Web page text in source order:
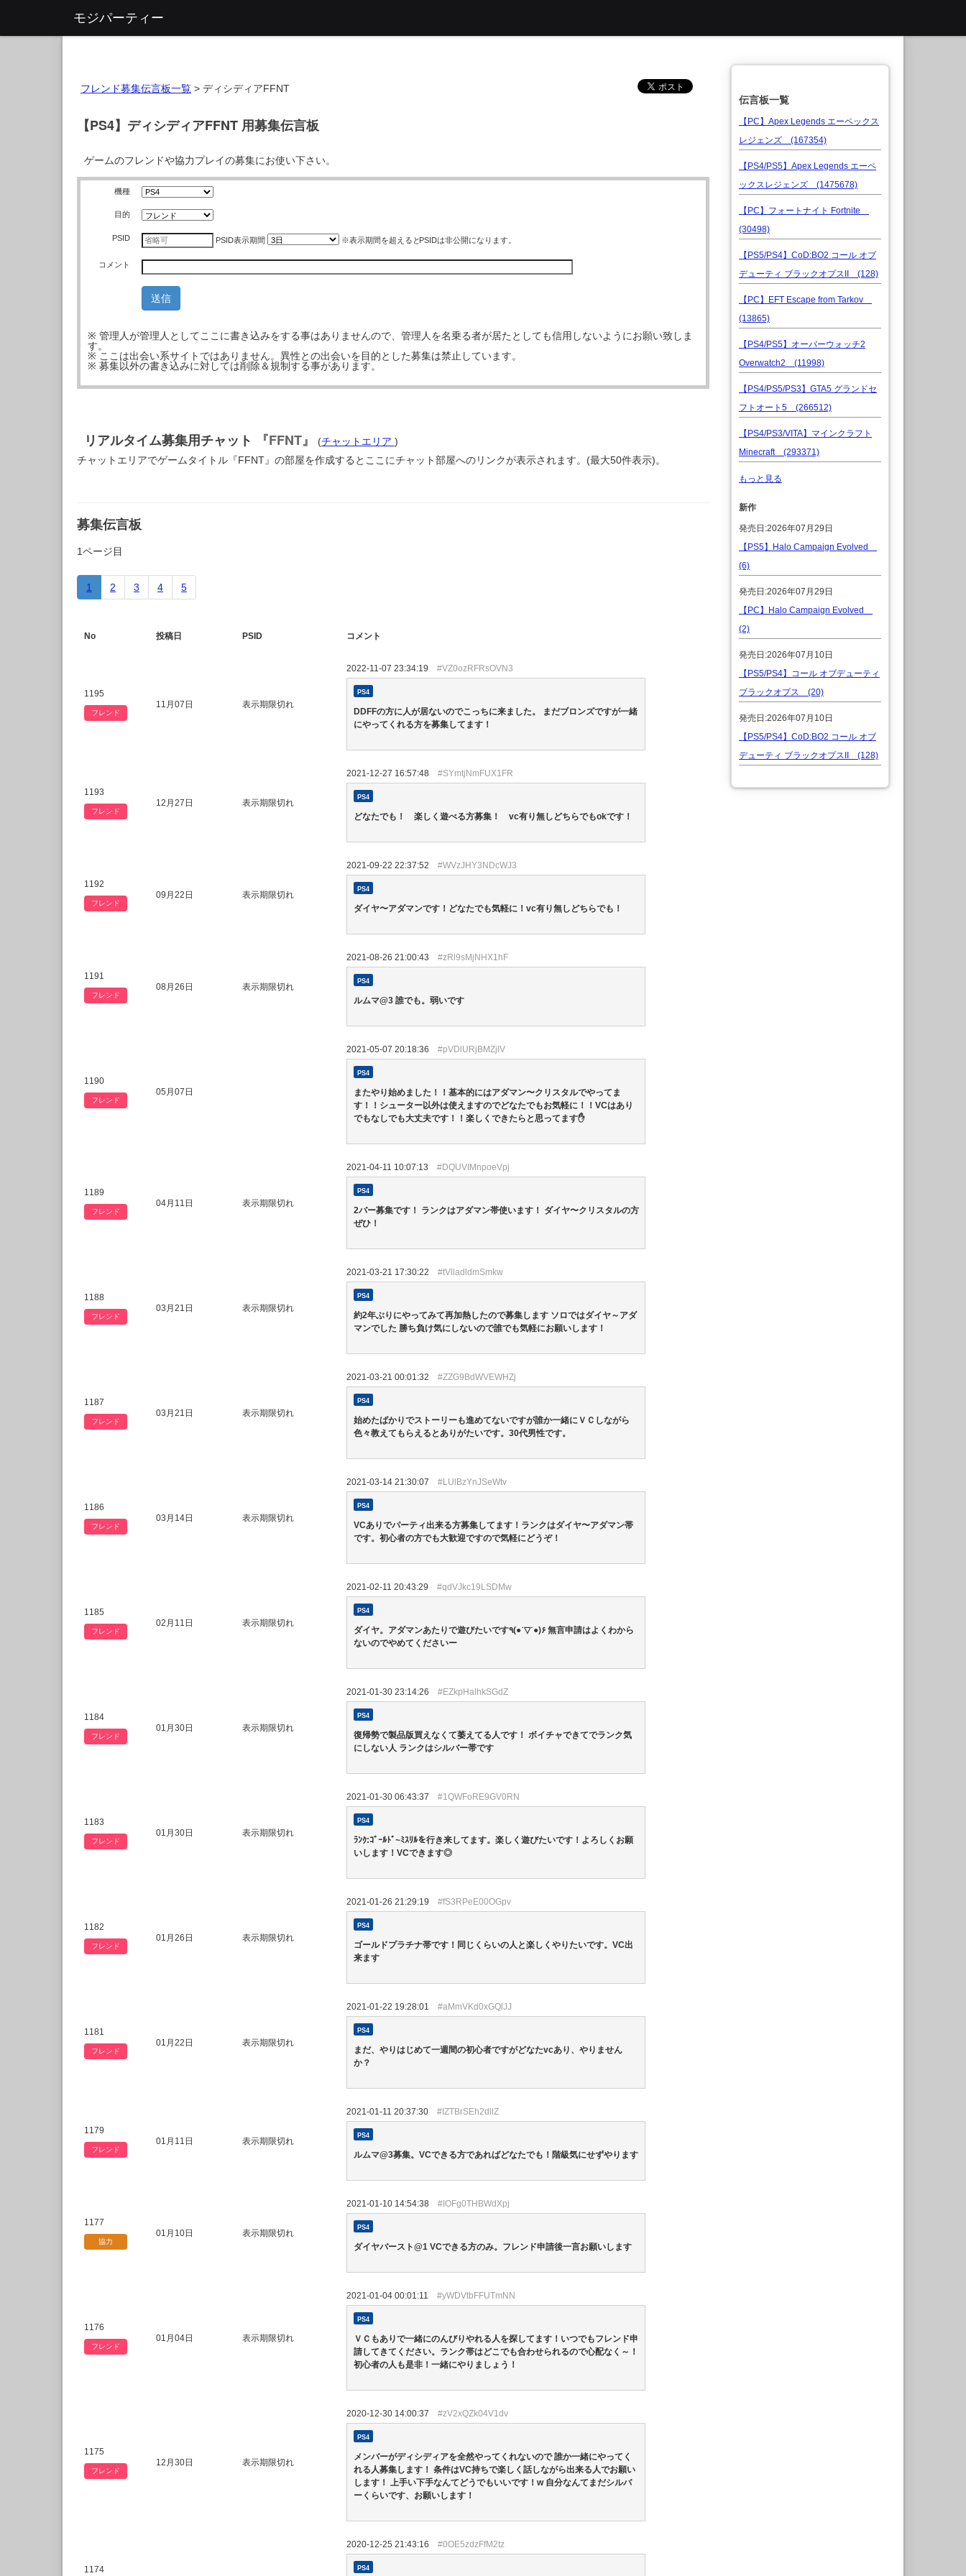
モジパーティー
フレンド募集伝言板一覧 > ディシディアFFNT
【PS4】ディシディアFFNT 用募集伝言板
ゲームのフレンドや協力プレイの募集にお使い下さい。
機種
目的
PSID PSID表示期間 ※表示期間を超えるとPSIDは非公開になります。
コメント
※ 管理人が管理人としてここに書き込みをする事はありませんので、管理人を名乗る者が居たとしても信用しないようにお願い致しま
す。
※ ここは出会い系サイトではありません。異性との出会いを目的とした募集は禁止しています。
※ 募集以外の書き込みに対しては削除＆規制する事があります。
リアルタイム募集用チャット 『FFNT』 (チャットエリア )
チャットエリアでゲームタイトル『FFNT』の部屋を作成するとここにチャット部屋へのリンクが表示されます。(最大50件表示)。
募集伝言板
1ページ目
1 2 3 4 5
No 投稿日 PSID コメント
1195
フレンド
11月07日 表示期限切れ
2022-11-07 23:34:19 #VZ0ozRFRsOVN3
PS4
DDFFの方に人が居ないのでこっちに来ました。 まだブロンズですが一緒
にやってくれる方を募集してます！
1193
フレンド
12月27日 表示期限切れ
2021-12-27 16:57:48 #SYmtjNmFUX1FR
PS4
どなたでも！ 楽しく遊べる方募集！ vc有り無しどちらでもokです！
1192
フレンド
09月22日 表示期限切れ
2021-09-22 22:37:52 #WVzJHY3NDcWJ3
PS4
ダイヤ〜アダマンです！どなたでも気軽に！vc有り無しどちらでも！
1191
フレンド
08月26日 表示期限切れ
2021-08-26 21:00:43 #zRl9sMjNHX1hF
PS4
ルムマ@3 誰でも。弱いです
1190
フレンド
05月07日
2021-05-07 20:18:36 #pVDlURjBMZjlV
PS4
またやり始めました！！基本的にはアダマン〜クリスタルでやってま
す！！シューター以外は使えますのでどなたでもお気軽に！！VCはあり
でもなしでも大丈夫です！！楽しくできたらと思ってます✋
1189
フレンド
04月11日 表示期限切れ
2021-04-11 10:07:13 #DQUVIMnpoeVpj
PS4
2バー募集です！ ランクはアダマン帯使います！ ダイヤ〜クリスタルの方
ぜひ！
1188
フレンド
03月21日 表示期限切れ
2021-03-21 17:30:22 #tVlladldmSmkw
PS4
約2年ぶりにやってみて再加熱したので募集します ソロではダイヤ～アダ
マンでした 勝ち負け気にしないので誰でも気軽にお願いします！
1187
フレンド
03月21日 表示期限切れ
2021-03-21 00:01:32 #ZZG9BdWVEWHZj
PS4
始めたばかりでストーリーも進めてないですが誰か一緒にＶＣしながら
色々教えてもらえるとありがたいです。30代男性です。
1186
フレンド
03月14日 表示期限切れ
2021-03-14 21:30:07 #LUlBzYnJSeWtv
PS4
VCありでパーティ出来る方募集してます！ランクはダイヤ〜アダマン帯
です。初心者の方でも大歓迎ですので気軽にどうぞ！
1185
フレンド
02月11日 表示期限切れ
2021-02-11 20:43:29 #qdVJkc19LSDMw
PS4
ダイヤ。アダマンあたりで遊びたいです٩(●˙▽˙●)۶ 無言申請はよくわから
ないのでやめてくださいー
1184
フレンド
01月30日 表示期限切れ
2021-01-30 23:14:26 #EZkpHalhkSGdZ
PS4
復帰勢で製品版買えなくて萎えてる人です！ ボイチャできてでランク気
にしない人 ランクはシルバー帯です
1183
フレンド
01月30日 表示期限切れ
2021-01-30 06:43:37 #1QWFoRE9GV0RN
PS4
ﾗﾝｸ:ｺﾞｰﾙﾄﾞ~ﾐｽﾘﾙを行き来してます。楽しく遊びたいです！よろしくお願
いします！VCできます◎
1182
フレンド
01月26日 表示期限切れ
2021-01-26 21:29:19 #fS3RPeE00OGpv
PS4
ゴールドプラチナ帯です！同じくらいの人と楽しくやりたいです。VC出
来ます
1181
フレンド
01月22日 表示期限切れ
2021-01-22 19:28:01 #aMmVKd0xGQlJJ
PS4
まだ、やりはじめて一週間の初心者ですがどなたvcあり、やりません
か？
1179
フレンド
01月11日 表示期限切れ
2021-01-11 20:37:30 #IZTBrSEh2dllZ
PS4
ルムマ@3募集。VCできる方であればどなたでも！階級気にせずやります
1177
協力
01月10日 表示期限切れ
2021-01-10 14:54:38 #IOFg0THBWdXpj
PS4
ダイヤバースト@1 VCできる方のみ。フレンド申請後一言お願いします
1176
フレンド
01月04日 表示期限切れ
2021-01-04 00:01:11 #yWDVtbFFUTmNN
PS4
ＶＣもありで一緒にのんびりやれる人を探してます！いつでもフレンド申
請してきてください。ランク帯はどこでも合わせられるので心配なく～！
初心者の人も是非！一緒にやりましょう！
1175
フレンド
12月30日 表示期限切れ
2020-12-30 14:00:37 #zV2xQZk04V1dv
PS4
メンバーがディシディアを全然やってくれないので 誰か一緒にやってく
れる人募集します！ 条件はVC持ちで楽しく話しながら出来る人でお願い
します！ 上手い下手なんてどうでもいいです！w 自分なんてまだシルバ
ーくらいです、お願いします！
1174
2020-12-25 21:43:16 #0OE5zdzFfM2tz
PS4
伝言板一覧
【PC】Apex Legends エーペックス
レジェンズ (167354)
【PS4/PS5】Apex Legends エーペ
ックスレジェンズ (1475678)
【PC】フォートナイト Fortnite
(30498)
【PS5/PS4】CoD:BO2 コール オブ
デューティ ブラックオプスII (128)
【PC】EFT Escape from Tarkov
(13865)
【PS4/PS5】オーバーウォッチ2
Overwatch2 (11998)
【PS4/PS5/PS3】GTA5 グランドセ
フトオート5 (266512)
【PS4/PS3/VITA】マインクラフト
Minecraft (293371)
もっと見る
新作
発売日:2026年07月29日
【PS5】Halo Campaign Evolved
(6)
発売日:2026年07月29日
【PC】Halo Campaign Evolved
(2)
発売日:2026年07月10日
【PS5/PS4】コール オブデューティ
ブラックオプス (20)
発売日:2026年07月10日
【PS5/PS4】CoD:BO2 コール オブ
デューティ ブラックオプスII (128)